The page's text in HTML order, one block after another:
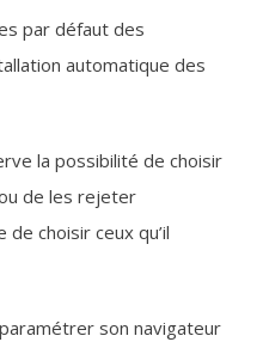
par défaut des
automatique des
la possibilité de choisir
de les rejeter
choisir ceux qu’il
son navigateur